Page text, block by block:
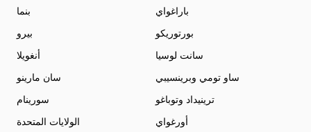
بنما
باراغواي
بيرو
بورتوريكو
أنغويلا
سانت لوسيا
سان مارينو
ساو تومي وبرينسيبي
سورينام
ترينيداد وتوباغو
الولايات المتحدة
أورغواي